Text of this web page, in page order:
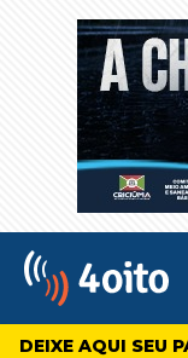
4oito
DEIXE AQUI SEU